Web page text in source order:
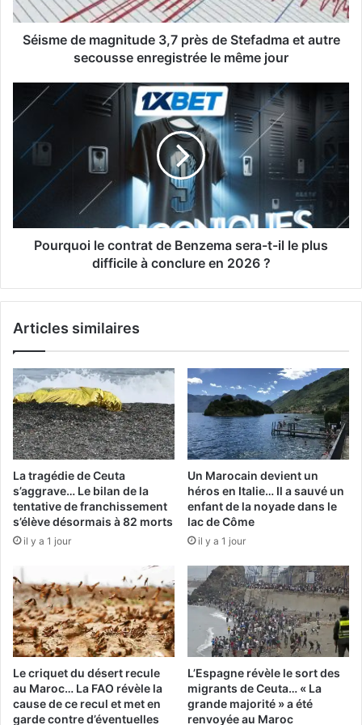
et
autre
secousse
jour
Séisme de magnitude 3,7 près de Stefadma et autre
secousse enregistrée le même jour
Pourquoi
contrat
Benzema
le
2026
Pourquoi le contrat de Benzema sera-t-il le plus
difficile à conclure en 2026 ?
Articles similaires
La tragédie de Ceuta
s’aggrave… Le bilan de la
tentative de franchissement
s’élève désormais à 82 morts
il y a 1 jour
Un Marocain devient un
héros en Italie… Il a sauvé un
enfant de la noyade dans le
lac de Côme
il y a 1 jour
Le criquet du désert recule
au Maroc… La FAO révèle la
cause de ce recul et met en
garde contre d’éventuelles
L’Espagne révèle le sort des
migrants de Ceuta… « La
grande majorité » a été
renvoyée au Maroc